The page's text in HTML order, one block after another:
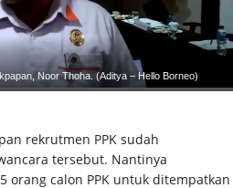
Noor Thoha. (Aditya – Hello Borneo)
rekrutmen PPK sudah
tersebut. Nantinya
orang calon PPK untuk ditempatkan